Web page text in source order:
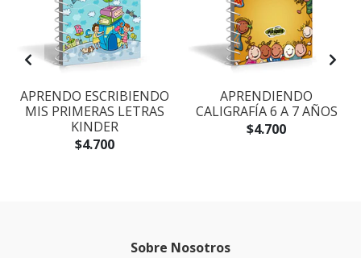
APRENDO ESCRIBIENDO
MIS PRIMERAS LETRAS
KINDER
$4.700
APRENDIENDO
CALIGRAFÍA 6 A 7 AÑOS
$4.700
Sobre Nosotros